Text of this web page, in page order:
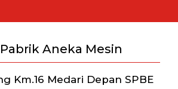
Aneka Mesin
Km.16 Medari Depan SPBE